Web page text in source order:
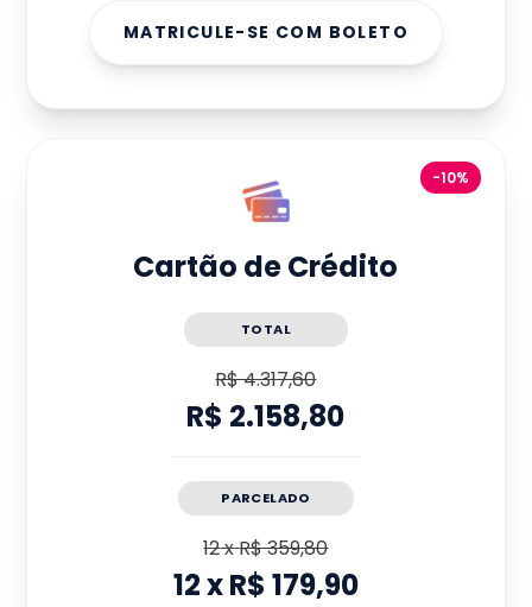
MATRICULE-SE COM BOLETO
-10%
Cartão de Crédito
TOTAL
R$ 4.317,60
R$ 2.158,80
PARCELADO
12xR$ 359,80
12xR$ 179,90